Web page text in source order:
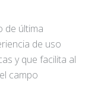
de última
de uso
y que facilita al
campo